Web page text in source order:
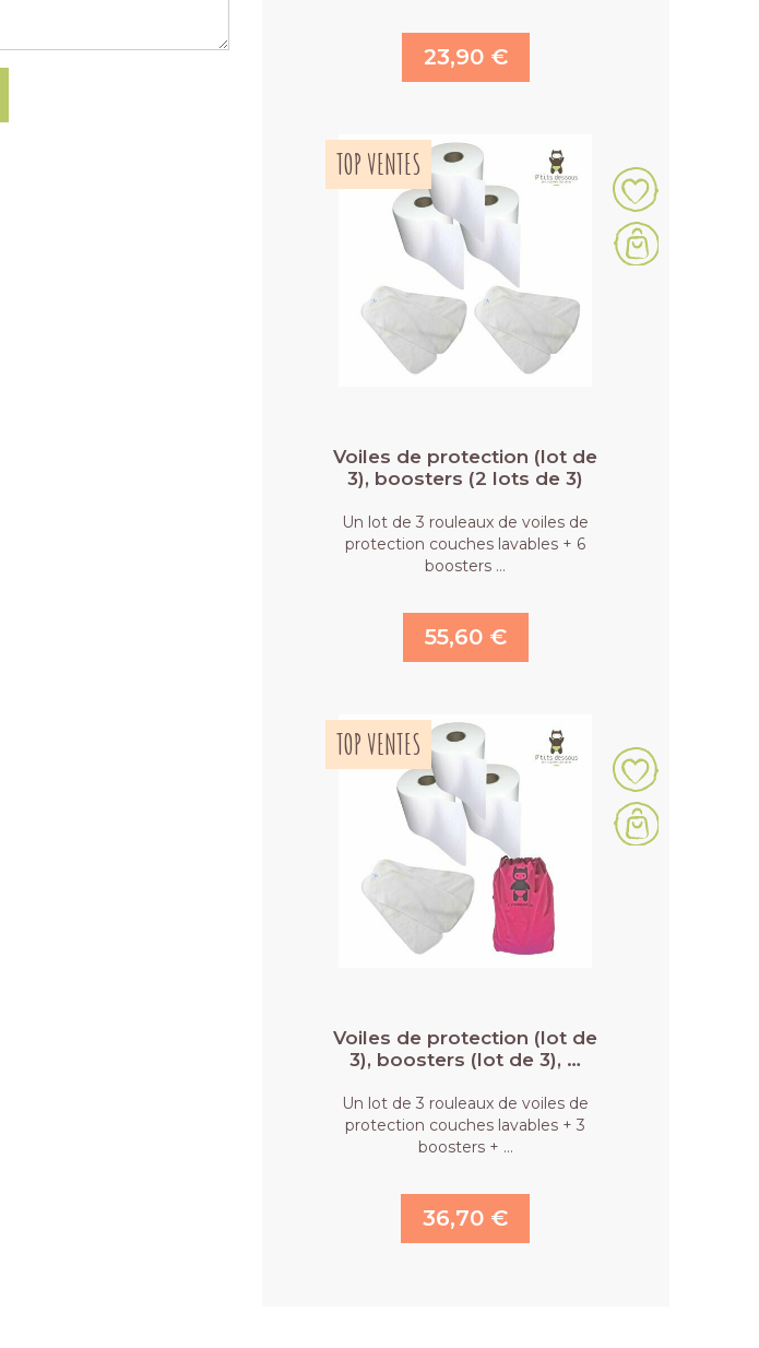
23,90 €
TOP VENTES
Voiles de protection (lot de
3), boosters (2 lots de 3)
Un lot de 3 rouleaux de voiles de
protection couches lavables + 6
boosters …
55,60 €
TOP VENTES
Voiles de protection (lot de
3), boosters (lot de 3), …
Un lot de 3 rouleaux de voiles de
protection couches lavables + 3
boosters + …
36,70 €